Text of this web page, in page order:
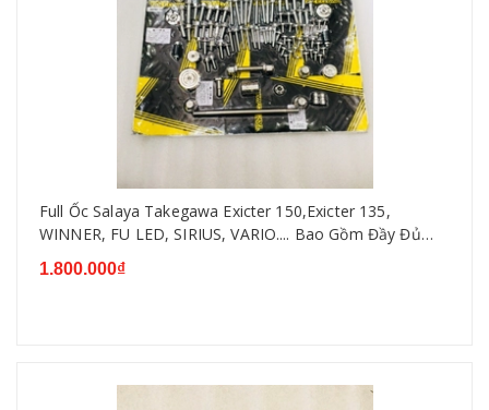
Full Ốc Salaya Takegawa Exicter 150,Exicter 135,
WINNER, FU LED, SIRIUS, VARIO.... Bao Gồm Đầy Đủ
1.800.000₫